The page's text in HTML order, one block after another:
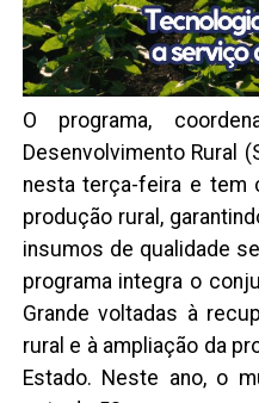
O programa,
Desenvolvimento Rural
nesta terça-feira e tem
produção rural,
insumos de qualidade
programa integra o
Grande voltadas à
rural e à ampliação da
Estado. Neste ano, o